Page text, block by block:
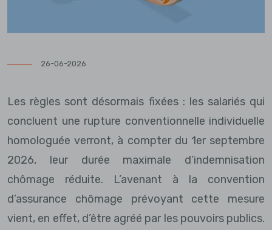
26-06-2026
Les règles sont désormais fixées : les salariés qui
concluent une rupture conventionnelle individuelle
homologuée verront, à compter du 1er septembre
2026, leur durée maximale d’indemnisation
chômage réduite. L’avenant à la convention
d’assurance chômage prévoyant cette mesure
vient, en effet, d’être agréé par les pouvoirs publics.